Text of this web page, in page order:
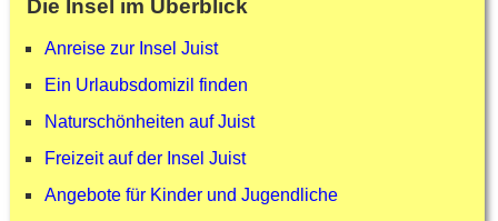
Die Insel im Überblick
Anreise zur Insel Juist
Ein Urlaubsdomizil finden
Naturschönheiten auf Juist
Freizeit auf der Insel Juist
Angebote für Kinder und Jugendliche